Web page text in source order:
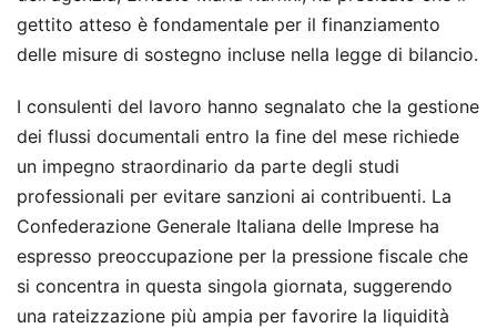
gettito atteso è fondamentale per il finanziamento
delle misure di sostegno incluse nella legge di bilancio.
I consulenti del lavoro hanno segnalato che la gestione
dei flussi documentali entro la fine del mese richiede
un impegno straordinario da parte degli studi
professionali per evitare sanzioni ai contribuenti. La
Confederazione Generale Italiana delle Imprese ha
espresso preoccupazione per la pressione fiscale che
si concentra in questa singola giornata, suggerendo
una rateizzazione più ampia per favorire la liquidità